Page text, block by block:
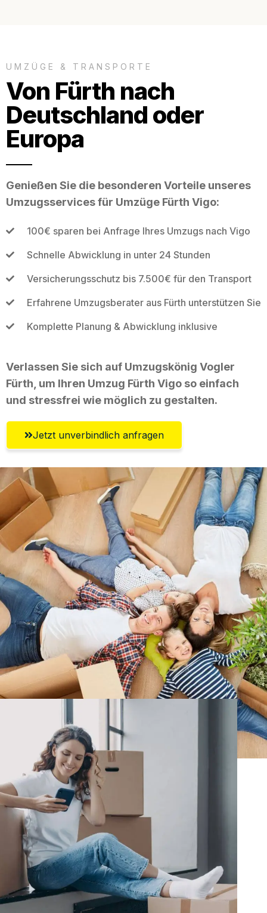
UMZÜGE & TRANSPORTE
Von Fürth nach
Deutschland oder
Europa
Genießen Sie die besonderen Vorteile unseres
Umzugsservices für Umzüge Fürth Vigo:
100€ sparen bei Anfrage Ihres Umzugs nach Vigo
Schnelle Abwicklung in unter 24 Stunden
Versicherungsschutz bis 7.500€ für den Transport
Erfahrene Umzugsberater aus Fürth unterstützen Sie
Komplette Planung & Abwicklung inklusive
Verlassen Sie sich auf Umzugskönig Vogler
Fürth, um Ihren Umzug Fürth Vigo so einfach
und stressfrei wie möglich zu gestalten.
Jetzt unverbindlich anfragen